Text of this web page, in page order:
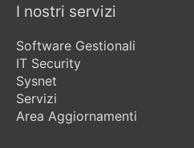
I nostri servizi
Software Gestionali
IT Security
Sysnet
Servizi
Area Aggiornamenti